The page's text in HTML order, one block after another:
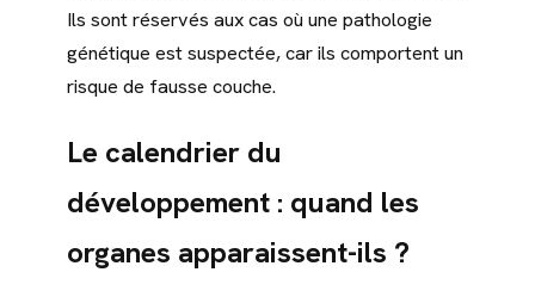
Ils sont réservés aux cas où une pathologie
génétique est suspectée, car ils comportent un
risque de fausse couche.
Le calendrier du
développement : quand les
organes apparaissent-ils ?